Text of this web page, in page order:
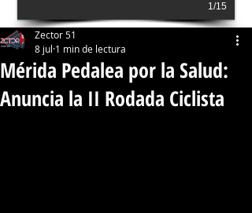
1/15
Mérida Pedalea por la Salud:
Anuncia la II Rodada Ciclista
Zector 51
8 jul 1 min de lectura